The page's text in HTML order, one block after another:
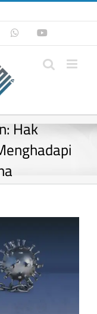
WhatsApp
Hak